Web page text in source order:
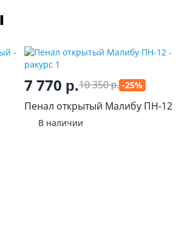
7 770 р.10 350р. -25%
Пенал открытый Малибу ПН-12
В наличии